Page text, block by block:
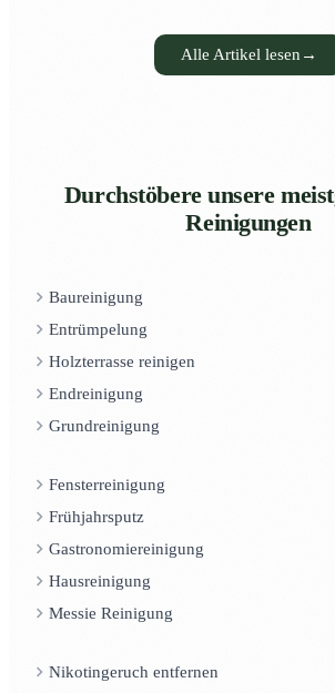
Alle Artikel lesen →
Durchstöbere unsere
Reinigungen
Baureinigung
Entrümpelung
Holzterrasse reinigen
Endreinigung
Grundreinigung
Fensterreinigung
Frühjahrsputz
Gastronomiereinigung
Hausreinigung
Messie Reinigung
Nikotingeruch entfernen